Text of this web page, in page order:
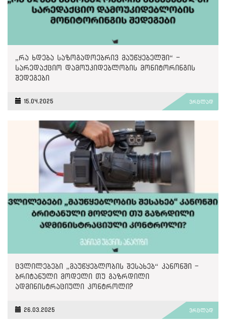
„რა ხდება საზოგადოებრივ მაუწყებელში“ -
სარედაქციო დამოუკიდებლობის მონიტორინგის
შედეგები
15.04.2025 ვრცლად
ცვლილებები „მაუწყებლობის შესახებ“ კანონში -
ბრიტანული მოდელი თუ გაზრდილი
ადმინისტრაციული კონტროლი?
26.03.2025 ვრცლად